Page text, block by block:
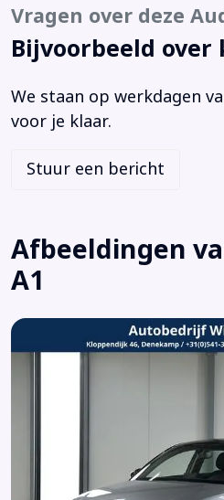
Elektronisch Stabiliteits
Lichtmetalen velgen 17"
Multimedia-voorbereiding
Navigatie-pakket 2
Parkeersensor achter
Start/stop systeem
Stuurbekrachtiging
Trekhaak
Warmtewerend glas
Vragen over deze
Bijvoorbeeld over
We staan op werkdagen
voor je klaar.
Stuur een bericht
Afbeeldingen
A1